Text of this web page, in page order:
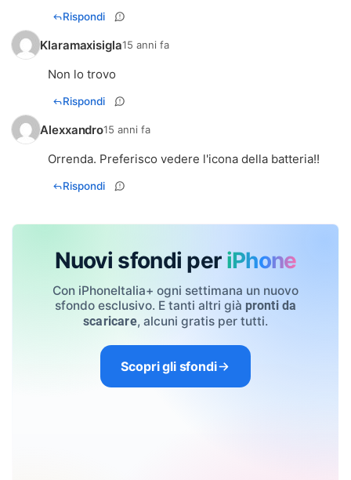
Rispondi
Klaramaxisigla15 anni fa
Non lo trovo
Rispondi
Alexxandro15 anni fa
Orrenda. Preferisco vedere l'icona della batteria!!
Rispondi
Nuovi sfondi per iPhone
Con iPhoneItalia+ ogni settimana un nuovo
sfondo esclusivo. E tanti altri già pronti da
scaricare, alcuni gratis per tutti.
Scopri gli sfondi